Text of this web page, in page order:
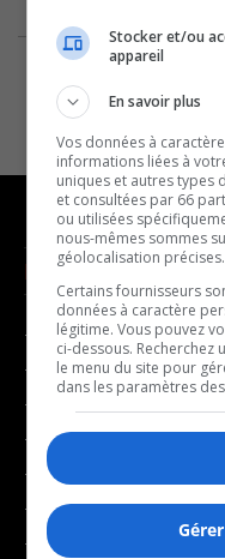
NOUVELLES
- Affaires municipales
- Communauté / Social
- Culture
- Économie
- Éducation
- Environnement
- Faits divers
Stocker et/ou
appareil
En savoir plus
Vos données à
informations liées à
uniques et autres types
et consultées par 66
ou utilisées
nous-mêmes sommes
géolocalisation précises.
Certains fournisseurs
données à caractère
légitime. Vous pouvez
ci-dessous. Recherchez
le menu du site pour
dans les paramètres